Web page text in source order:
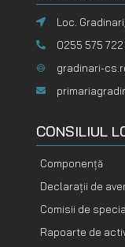
Loc.
0255 575 722
gradinari-
CONSILIUL
Componență
Declarații de
Comisii de
Rapoarte de